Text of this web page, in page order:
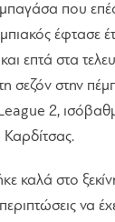
που
έφτασε
επτά στα
σεζόν στην
2,
Καρδίτσας.
καλά στο
να